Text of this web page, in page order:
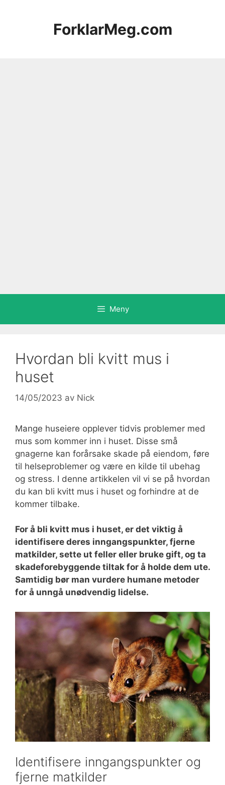
ForklarMeg.com
Meny
Hvordan bli kvitt mus i
huset
14/05/2023 av Nick
Mange huseiere opplever tidvis problemer med
mus som kommer inn i huset. Disse små
gnagerne kan forårsake skade på eiendom, føre
til helseproblemer og være en kilde til ubehag
og stress. I denne artikkelen vil vi se på hvordan
du kan bli kvitt mus i huset og forhindre at de
kommer tilbake.
For å bli kvitt mus i huset, er det viktig å
identifisere deres inngangspunkter, fjerne
matkilder, sette ut feller eller bruke gift, og ta
skadeforebyggende tiltak for å holde dem ute.
Samtidig bør man vurdere humane metoder
for å unngå unødvendig lidelse.
Identifisere inngangspunkter og
fjerne matkilder